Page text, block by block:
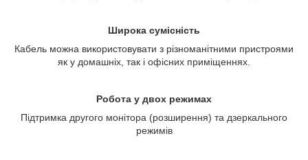
Широка сумісність
Кабель можна використовувати з різноманітними пристроями
як у домашніх, так і офісних приміщеннях.
Робота у двох режимах
Підтримка другого монітора (розширення) та дзеркального
режимів